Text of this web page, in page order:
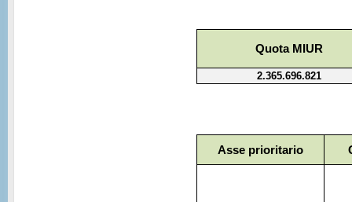
Quota MIUR
2.365.696.821
Asse prioritario